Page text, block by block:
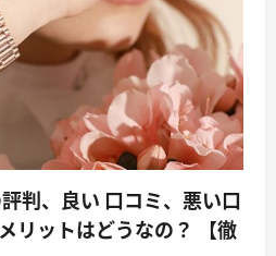
判、良い 口コミ、悪い口
リットはどうなの？ 【徹